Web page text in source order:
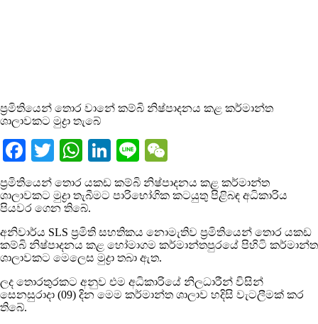
ප්‍රමිතියෙන් තොර වානේ කම්බි නිෂ්පාදනය කළ කර්මාන්ත
ශාලාවකට මුද්‍රා තැබේ
Facebook
TwitterWhatsApp
LinkedIn
Line
ප්‍රමිතියෙන් තොර යකඩ කම්බි නිෂ්පාදනය කළ කර්මාන්ත
ශාලාවකට මුද්‍රා තැබීමට පාරිභෝගික කටයුතු පිළිබඳ අධිකාරිය
පියවර ගෙන තිබේ.
අනිවාර්ය SLS ප්‍රමිති සහතිකය නොමැතිව ප්‍රමිතියෙන් තොර යකඩ
කම්බි නිෂ්පාදනය කළ හෝමාගම කර්මාන්තපුරයේ පිහිටි කර්මාන්ත
ශාලාවකට මෙලෙස මුද්‍රා තබා ඇත.
ලද තොරතුරකට අනුව එම අධිකාරියේ නිලධාරීන් විසින්
සෙනසුරාදා (09) දින මෙම කර්මාන්ත ශාලාව හදිසි වැටලීමක් කර
තිබේ.